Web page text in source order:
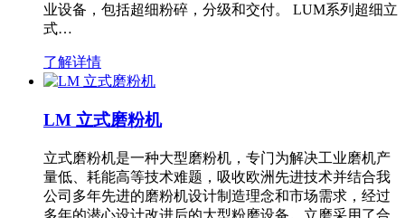
业设备，包括超细粉碎，分级和交付。 LUM系列超细立
式…
了解详情
LM 立式磨粉机
立式磨粉机是一种大型磨粉机，专门为解决工业磨机产
量低、耗能高等技术难题，吸收欧洲先进技术并结合我
公司多年先进的磨粉机设计制造理念和市场需求，经过
多年的潜心设计改进后的大型粉磨设备。立磨采用了合